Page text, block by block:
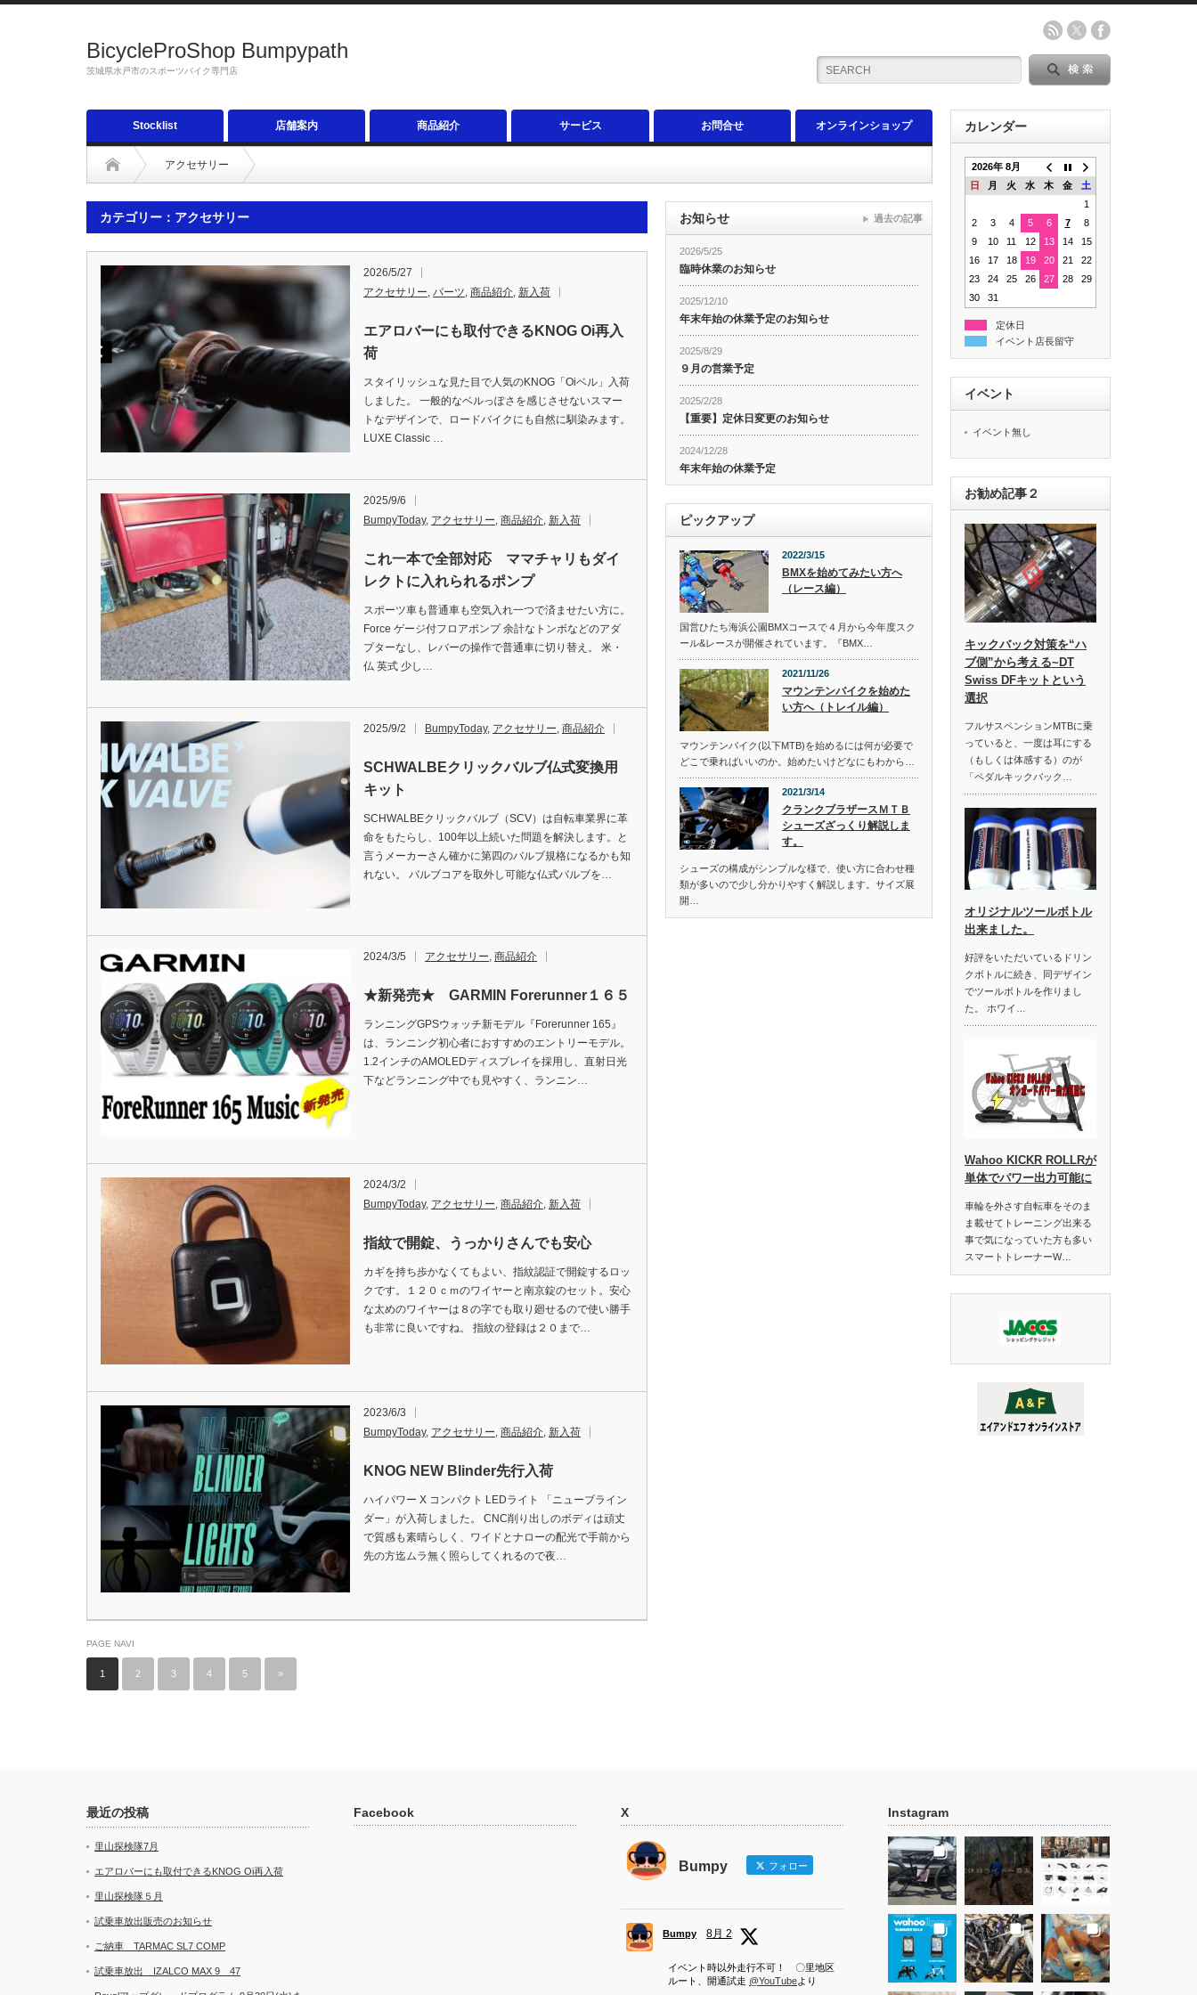
BicycleProShop Bumpypath
茨城県水戸市のスポーツバイク専門店
Stocklist 店舗案内 商品紹介 サービス お問合せ オンラインショップ
アクセサリー
カテゴリー：アクセサリー
2026/5/27
アクセサリー, パーツ, 商品紹介, 新入荷
エアロバーにも取付できるKNOG Oi再入
荷
スタイリッシュな見た目で人気のKNOG「Oiベル」入荷
しました。 一般的なベルっぽさを感じさせないスマー
トなデザインで、ロードバイクにも自然に馴染みます。
LUXE Classic …
2025/9/6
BumpyToday, アクセサリー, 商品紹介, 新入荷
これ一本で全部対応 ママチャリもダイ
レクトに入れられるポンプ
スポーツ車も普通車も空気入れ一つで済ませたい方に。
Force ゲージ付フロアポンプ 余計なトンボなどのアダ
プターなし、レバーの操作で普通車に切り替え。 米・
仏 英式 少し…
2025/9/2 BumpyToday, アクセサリー, 商品紹介
SCHWALBEクリックバルブ仏式変換用
キット
SCHWALBEクリックバルブ（SCV）は自転車業界に革
命をもたらし、100年以上続いた問題を解決します。と
言うメーカーさん確かに第四のバルブ規格になるかも知
れない。 バルブコアを取外し可能な仏式バルブを…
2024/3/5 アクセサリー, 商品紹介
★新発売★ GARMIN Forerunner１６５
ランニングGPSウォッチ新モデル『Forerunner 165』
は、ランニング初心者におすすめのエントリーモデル。
1.2インチのAMOLEDディスプレイを採⽤し、直射日光
下などランニング中でも⾒やすく、ランニン…
2024/3/2
BumpyToday, アクセサリー, 商品紹介, 新入荷
指紋で開錠、うっかりさんでも安心
カギを持ち歩かなくてもよい、指紋認証で開錠するロッ
クです。１２０ｃｍのワイヤーと南京錠のセット。安心
な太めのワイヤーは８の字でも取り廻せるので使い勝手
も非常に良いですね。 指紋の登録は２０まで…
2023/6/3
BumpyToday, アクセサリー, 商品紹介, 新入荷
KNOG NEW Blinder先行入荷
ハイパワー X コンパクト LEDライト 「ニューブライン
ダー」が入荷しました。 CNC削り出しのボディは頑丈
で質感も素晴らしく、ワイドとナローの配光で手前から
先の方迄ムラ無く照らしてくれるので夜…
PAGE NAVI
1 2 3 4 5 »
お知らせ
2026/5/25
臨時休業のお知らせ
2025/12/10
年末年始の休業予定のお知らせ
2025/8/29
９月の営業予定
2025/2/28
【重要】定休日変更のお知らせ
2024/12/28
年末年始の休業予定
過去の記事
ピックアップ
2022/3/15
BMXを始めてみたい方へ
（レース編）
国営ひたち海浜公園BMXコースで４月から今年度スク
ール&レースが開催されています。『BMX…
2021/11/26
マウンテンバイクを始めた
い方へ（トレイル編）
マウンテンバイク(以下MTB)を始めるには何が必要で
どこで乗ればいいのか。始めたいけどなにもわから…
2021/3/14
クランクブラザースＭＴＢ
シューズざっくり解説しま
す。
シューズの構成がシンプルな様で、使い方に合わせ種
類が多いので少し分かりやすく解説します。サイズ展
開…
カレンダー
2026年 8月
日
月 火 水 木 金
土
1
2
3 4 5 6 7
8
9
10 11 12 13 14
15
16
17 18 19 20 21
22
23
24 25 26 27 28
29
30
31
定休日
イベント店長留守
イベント
イベント無し
お勧め記事２
キックバック対策を“ハ
ブ側”から考える~DT
Swiss DFキットという
選択
フルサスペンションMTBに乗
っていると、一度は耳にする
（もしくは体感する）のが
「ペダルキックバック…
オリジナルツールボトル
出来ました。
好評をいただいているドリン
クボトルに続き、同デザイン
でツールボトルを作りまし
た。 ホワイ…
Wahoo KICKR ROLLRが
単体でパワー出力可能に
車輪を外さす自転車をそのま
ま載せてトレーニング出来る
事で気になっていた方も多い
スマートトレーナーW…
最近の投稿
里山探検隊7月
エアロバーにも取付できるKNOG Oi再入荷
里山探検隊５月
試乗車放出販売のお知らせ
ご納車 TARMAC SL7 COMP
試乗車放出 IZALCO MAX 9 47
Facebook X
Bumpy フォロー
Bumpy 8月 2
イベント時以外走行不可！ 〇里地区
ルート、開通試走 @YouTubeより
Instagram